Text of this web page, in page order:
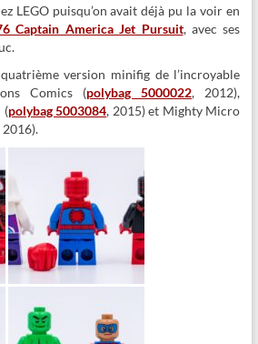
LEGO puisqu’on avait déjà pu la voir en
Captain America Jet Pursuit, avec ses
version minifig de l’incroyable
Comics (polybag 5000022, 2012),
(polybag 5003084, 2015) et Mighty Micro
2016).